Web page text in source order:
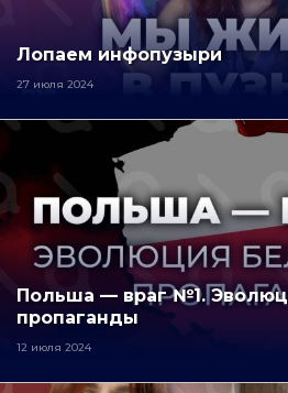
Лопаем инфопузыри
27 июля 2024
Польша — враг №1.
пропаганды
12 июля 2024